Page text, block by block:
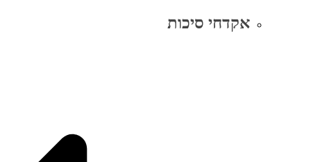
אקדחי סיכות